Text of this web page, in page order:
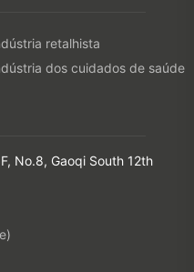
retalhista
dos cuidados de saúde
No.8, Gaoqi South 12th